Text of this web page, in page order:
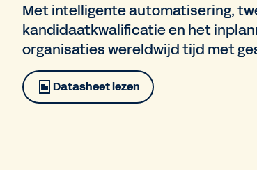
Met intelligente automatisering,
kandidaatkwalificatie en het
organisaties wereldwijd tijd met
Datasheet lezen